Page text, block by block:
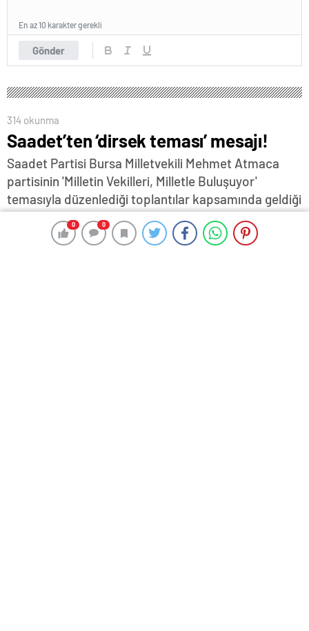
0 0
Gönder
En az 10 karakter gerekli
314 okunma
Saadet’ten ‘dirsek teması’ mesajı!
Saadet Partisi Bursa Milletvekili Mehmet Atmaca
partisinin 'Milletin Vekilleri, Milletle Buluşuyor'
temasıyla düzenlediği toplantılar kapsamında geldiği
Edirne'de, yerel seçimi gündemine aldı… Saadet
Partisi'nin yerel seçimlerde tüm il ve ilçelerde tek
0 0